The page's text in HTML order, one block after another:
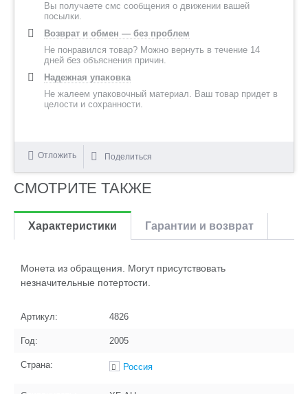
Вы получаете смс сообщения о движении вашей
посылки.
Возврат и обмен — без проблем
Не понравился товар? Можно вернуть в течение 14
дней без объяснения причин.
Надежная упаковка
Не жалеем упаковочный материал. Ваш товар придет в
целости и сохранности.
Отложить Поделиться
СМОТРИТЕ ТАКЖЕ
Характеристики Гарантии и возврат
Монета из обращения. Могут присутствовать
незначительные потертости.
Артикул: 4826
Год: 2005
Страна: Россия